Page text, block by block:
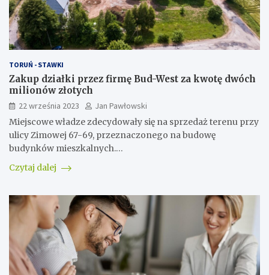
TORUŃ - STAWKI
Zakup działki przez firmę Bud-West za kwotę dwóch
milionów złotych
22 września 2023
Jan Pawłowski
Miejscowe władze zdecydowały się na sprzedaż terenu przy
ulicy Zimowej 67-69, przeznaczonego na budowę
budynków mieszkalnych.…
Czytaj dalej